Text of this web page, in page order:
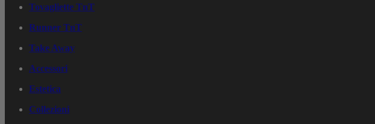
Tovagliette TnT
Runner TnT
Take Away
Accessori
Estetica
Collezioni